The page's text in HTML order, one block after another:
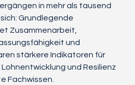
in mehr als tausend
Grundlegende
Zusammenarbeit,
und
stärkere Indikatoren für
und Resilienz
Fachwissen.